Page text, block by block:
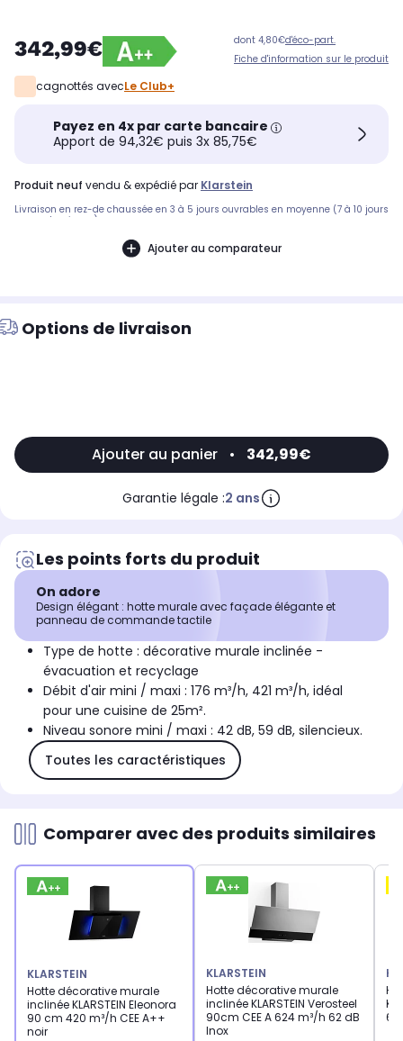
342,99€ dont 4,80€d'éco-part.
Fiche d'information sur le produit
cagnottés avecLe Club+
Payez en 4x par carte bancaire
Apport de 94,32€ puis 3x 85,75€
produit neuf vendu & expédié par Klarstein
Livraison en rez-de chaussée en 3 à 5 jours ouvrables en moyenne (7 à 10 jours
pour volumineux)
Ajouter au comparateur
Options de livraison
Ajouter au panier • 342,99€
Garantie légale :2 ans
Les points forts du produit
On adore
Design élégant : hotte murale avec façade élégante et
panneau de commande tactile
Type de hotte : décorative murale inclinée -
évacuation et recyclage
Débit d'air mini / maxi : 176 m³/h, 421 m³/h, idéal
pour une cuisine de 25m².
Niveau sonore mini / maxi : 42 dB, 59 dB, silencieux.
Toutes les caractéristiques
Comparer avec des produits similaires
KLARSTEIN
Hotte décorative murale
inclinée KLARSTEIN Eleonora
90 cm 420 m³/h CEE A++
noir
KLARSTEIN
Hotte décorative murale
inclinée KLARSTEIN Verosteel
90cm CEE A 624 m³/h 62 dB
Inox